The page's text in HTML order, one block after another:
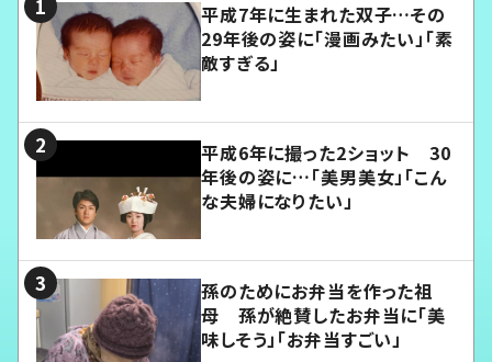
平成7年に生まれた双子…その
29年後の姿に「漫画みたい」「素
敵すぎる」
平成6年に撮った2ショット 30
年後の姿に…「美男美女」「こん
な夫婦になりたい」
孫のためにお弁当を作った祖
母 孫が絶賛したお弁当に「美
味しそう」「お弁当すごい」